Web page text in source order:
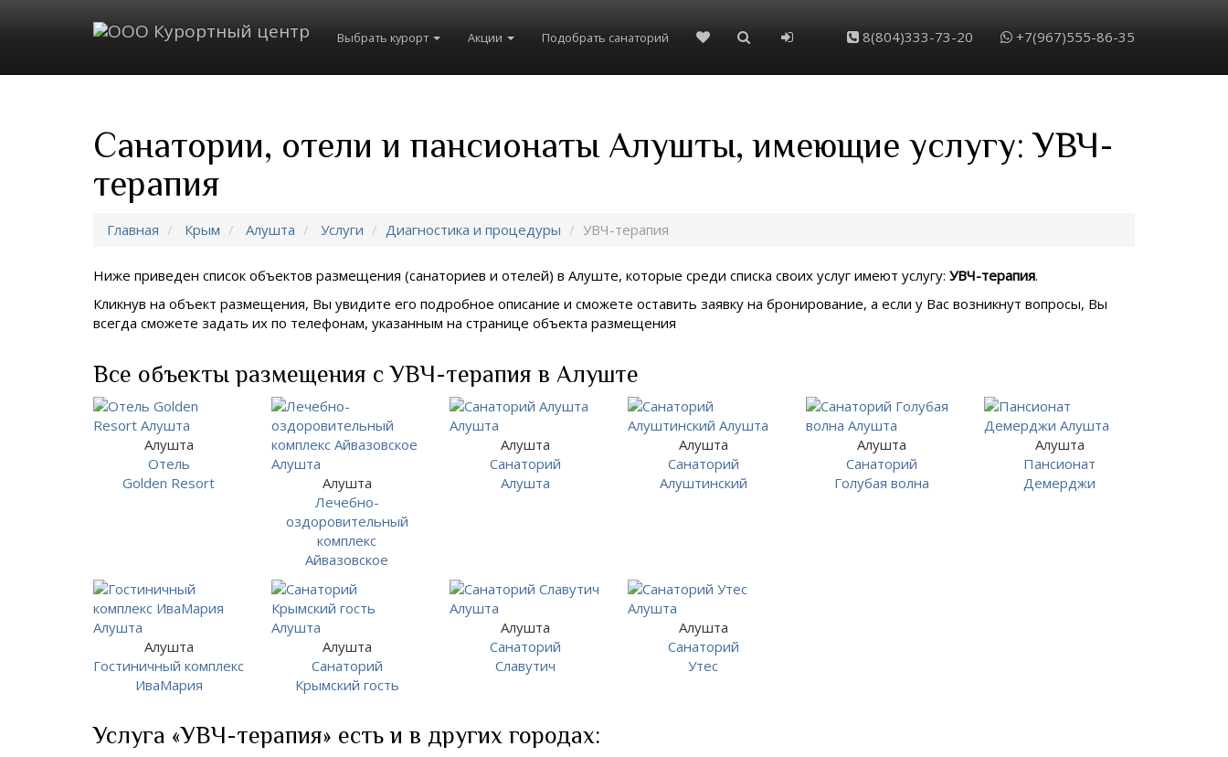
Выбрать курорт Акции Подобрать санаторий 8(804)333-73-20 +7(967)555-86-35
Санатории, отели и пансионаты Алушты, имеющие услугу: УВЧ-
терапия
Главная Крым Алушта Услуги Диагностика и процедуры УВЧ-терапия
Ниже приведен список объектов размещения (санаториев и отелей) в Алуште, которые среди списка своих услуг имеют услугу: УВЧ-терапия.
Кликнув на объект размещения, Вы увидите его подробное описание и сможете оставить заявку на бронирование, а если у Вас возникнут вопросы, Вы
всегда сможете задать их по телефонам, указанным на странице объекта размещения
Все объекты размещения с УВЧ-терапия в Алуште
Алушта
Отель
Golden Resort
Алушта
Лечебно-
оздоровительный
комплекс
Айвазовское
Алушта
Санаторий
Алушта
Алушта
Санаторий
Алуштинский
Алушта
Санаторий
Голубая волна
Алушта
Пансионат
Демерджи
Алушта
Гостиничный комплекс
ИваМария
Алушта
Санаторий
Крымский гость
Алушта
Санаторий
Славутич
Алушта
Санаторий
Утес
Услуга «УВЧ-терапия» есть и в других городах: